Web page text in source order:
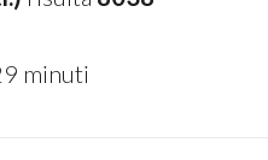
minuti